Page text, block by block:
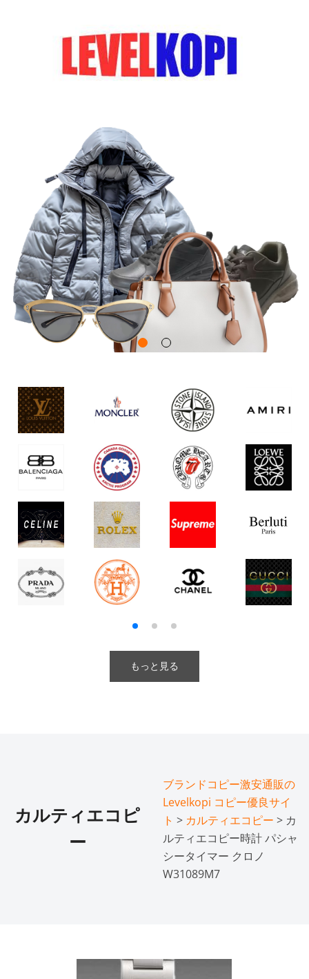
もっと見る
カルティエコピ
ー
ブランドコピー激安通販の
Levelkopi コピー優良サイ
ト > カルティエコピー > カ
ルティエコピー時計 パシャ
シータイマー クロノ
W31089M7